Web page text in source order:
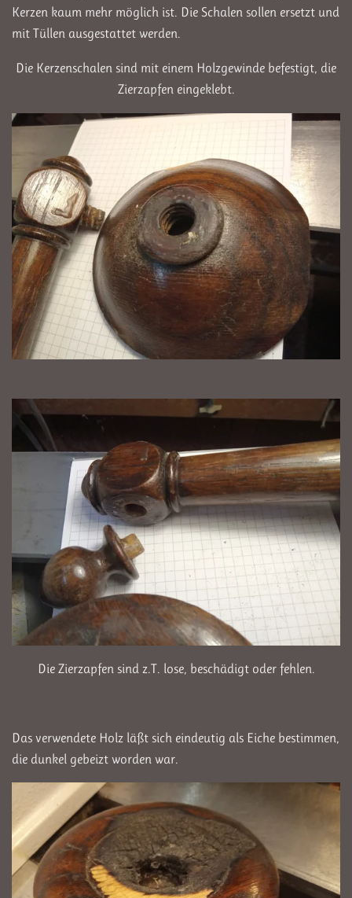
Kerzen kaum mehr möglich ist. Die Schalen sollen ersetzt und
mit Tüllen ausgestattet werden.
Die Kerzenschalen sind mit einem Holzgewinde befestigt, die
Zierzapfen eingeklebt.
Die Zierzapfen sind z.T. lose, beschädigt oder fehlen.
Das verwendete Holz läßt sich eindeutig als Eiche bestimmen,
die dunkel gebeizt worden war.